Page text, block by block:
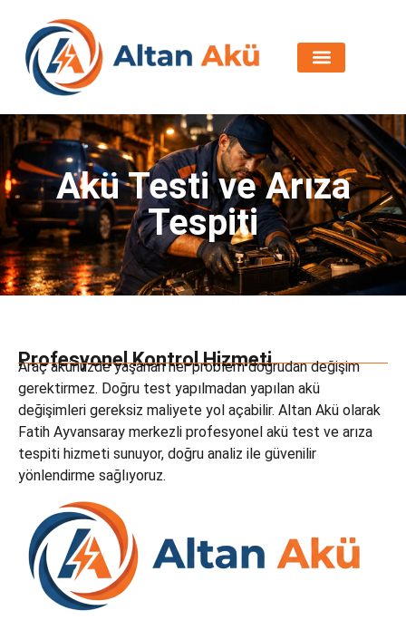
Akü Testi ve Arıza
Tespiti
Profesyonel Kontrol Hizmeti
Araç akünüzde yaşanan her problem doğrudan değişim
gerektirmez. Doğru test yapılmadan yapılan akü
değişimleri gereksiz maliyete yol açabilir. Altan Akü olarak
Fatih Ayvansaray merkezli profesyonel akü test ve arıza
tespiti hizmeti sunuyor, doğru analiz ile güvenilir
yönlendirme sağlıyoruz.